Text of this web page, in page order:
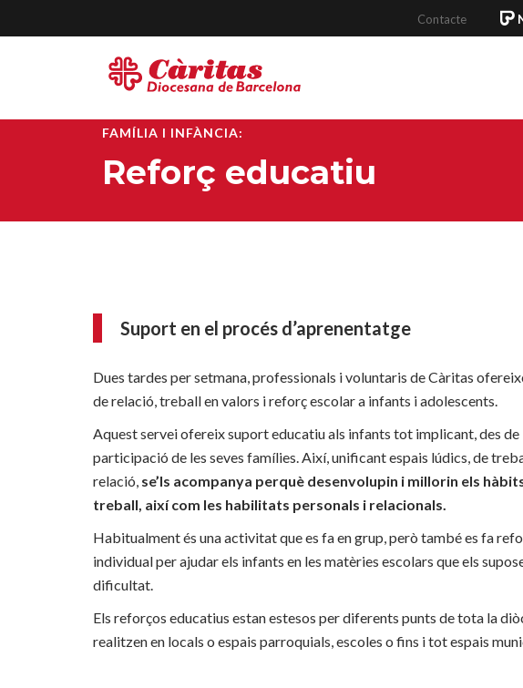
Contacte
FAMÍLIA I INFÀNCIA:
Reforç educatiu
Suport en el procés d’aprenentatge
Dues tardes per setmana, professionals i voluntaris de Càritas
de relació, treball en valors i reforç escolar a infants i adolescents.
Aquest servei ofereix suport educatiu als infants tot implicant, des de
participació de les seves famílies. Així, unificant espais lúdics, de
relació, se’ls acompanya perquè desenvolupin i millorin els
treball, així com les habilitats personals i relacionals.
Habitualment és una activitat que es fa en grup, però també es fa
individual per ajudar els infants en les matèries escolars que els
dificultat.
Els reforços educatius estan estesos per diferents punts de tota la
realitzen en locals o espais parroquials, escoles o fins i tot espais